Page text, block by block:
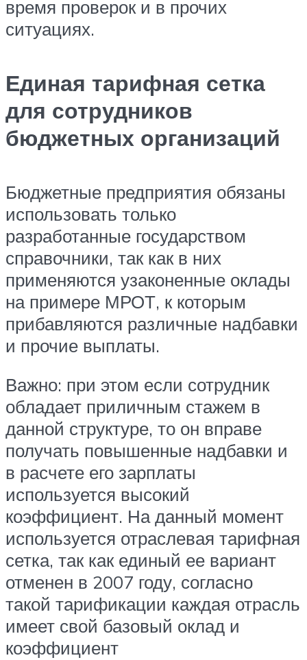
время проверок и в прочих
ситуациях.
Единая тарифная сетка
для сотрудников
бюджетных организаций
Бюджетные предприятия обязаны
использовать только
разработанные государством
справочники, так как в них
применяются узаконенные оклады
на примере МРОТ, к которым
прибавляются различные надбавки
и прочие выплаты.
Важно: при этом если сотрудник
обладает приличным стажем в
данной структуре, то он вправе
получать повышенные надбавки и
в расчете его зарплаты
используется высокий
коэффициент. На данный момент
используется отраслевая тарифная
сетка, так как единый ее вариант
отменен в 2007 году, согласно
такой тарификации каждая отрасль
имеет свой базовый оклад и
коэффициент